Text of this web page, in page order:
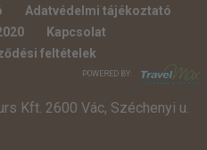
Adatvédelmi tájékoztató
Kapcsolat
feltételek
POWERED BY:
Kft. 2600 Vác, Széchenyi u.